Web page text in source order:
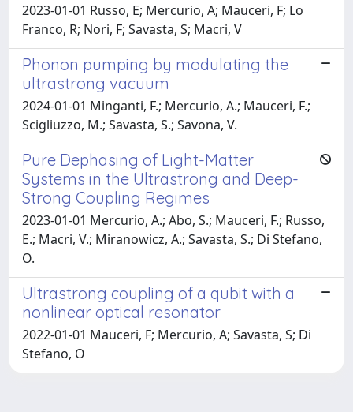
2023-01-01 Russo, E; Mercurio, A; Mauceri, F; Lo
Franco, R; Nori, F; Savasta, S; Macri, V
Phonon pumping by modulating the
ultrastrong vacuum
2024-01-01 Minganti, F.; Mercurio, A.; Mauceri, F.;
Scigliuzzo, M.; Savasta, S.; Savona, V.
Pure Dephasing of Light-Matter
Systems in the Ultrastrong and Deep-
Strong Coupling Regimes
2023-01-01 Mercurio, A.; Abo, S.; Mauceri, F.; Russo,
E.; Macri, V.; Miranowicz, A.; Savasta, S.; Di Stefano,
O.
Ultrastrong coupling of a qubit with a
nonlinear optical resonator
2022-01-01 Mauceri, F; Mercurio, A; Savasta, S; Di
Stefano, O